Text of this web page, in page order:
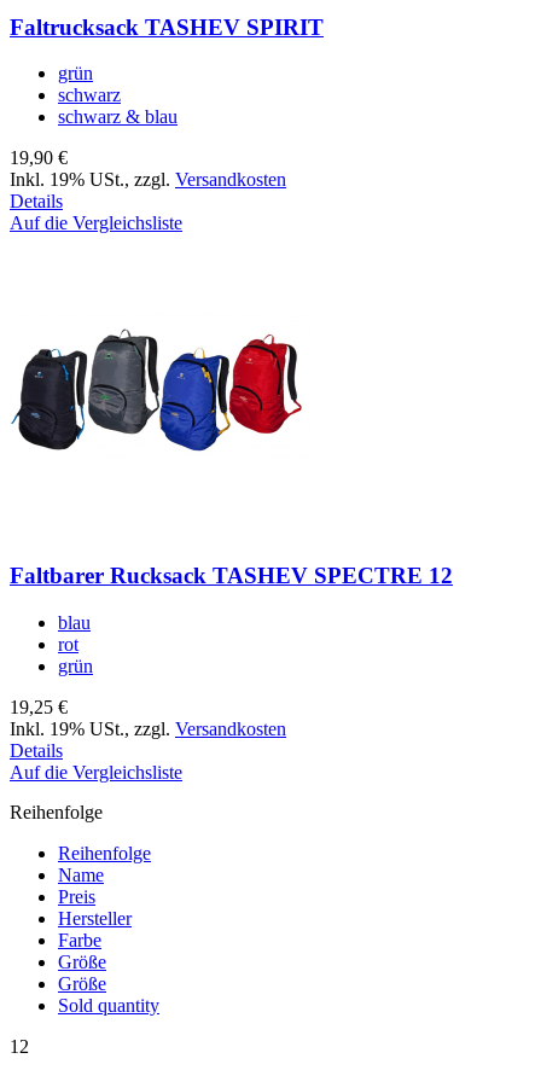
Faltrucksack TASHEV SPIRIT
grün
schwarz
schwarz & blau
19,90 €
Inkl. 19% USt., zzgl. Versandkosten
Details
Auf die Vergleichsliste
Faltbarer Rucksack TASHEV SPECTRE 12
blau
rot
grün
19,25 €
Inkl. 19% USt., zzgl. Versandkosten
Details
Auf die Vergleichsliste
Reihenfolge
Reihenfolge
Name
Preis
Hersteller
Farbe
Größe
Größe
Sold quantity
12